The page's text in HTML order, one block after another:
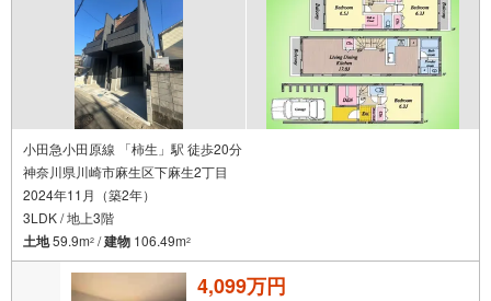
小田急小田原線 「柿生」駅 徒歩20分
神奈川県川崎市麻生区下麻生2丁目
2024年11月（築2年）
3LDK / 地上3階
土地59.9m2 /建物 106.49m2
4,099万円